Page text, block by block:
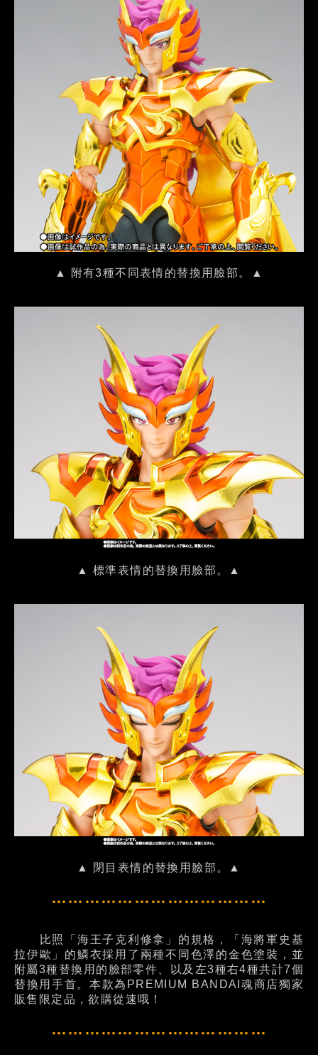
▲ 附有3種不同表情的替換用臉部。▲
▲ 標準表情的替換用臉部。▲
▲ 閉目表情的替換用臉部。▲
…………………………………
比照「海王子克利修拿」的規格，「海將軍史基
拉伊歐」的鱗衣採用了兩種不同色澤的金色塗裝，並
附屬3種替換用的臉部零件、以及左3種右4種共計7個
替換用手首。本款為PREMIUM BANDAI魂商店獨家
販售限定品，欲購從速哦！
…………………………………